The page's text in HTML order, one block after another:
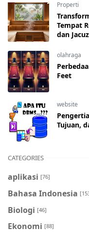
Properti
Tempat
dan
olahraga
Feet
website
Tujuan,
CATEGORIES
aplikasi [76]
Bahasa Indonesia
Biologi [46]
Ekonomi [88]